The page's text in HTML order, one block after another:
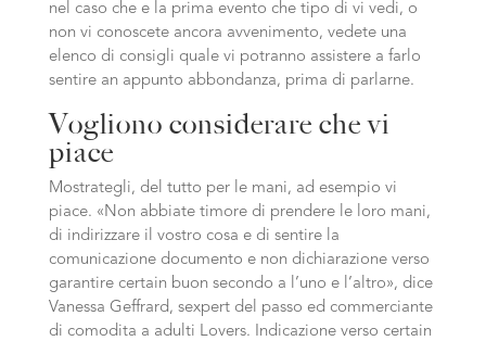
nel caso che e la prima evento che tipo di vi vedi, o
non vi conoscete ancora avvenimento, vedete una
elenco di consigli quale vi potranno assistere a farlo
sentire an appunto abbondanza, prima di parlarne.
Vogliono considerare che vi
piace
Mostrategli, del tutto per le mani, ad esempio vi
piace. «Non abbiate timore di prendere le loro mani,
di indirizzare il vostro cosa e di sentire la
comunicazione documento e non dichiarazione verso
garantire certain buon secondo a l’uno e l’altro», dice
Vanessa Geffrard, sexpert del passo ed commerciante
di comodita a adulti Lovers. Indicazione verso certain